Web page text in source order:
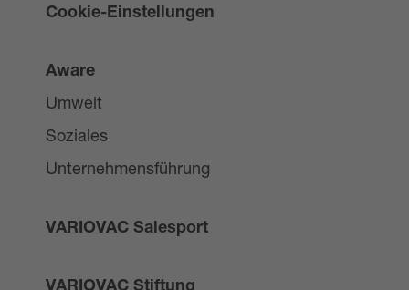
Cookie-Einstellungen
Aware
Umwelt
Soziales
Unternehmensführung
VARIOVAC Salesport